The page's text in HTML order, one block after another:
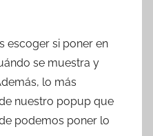
escoger si poner en
se muestra y
lo más
nuestro popup que
podemos poner lo